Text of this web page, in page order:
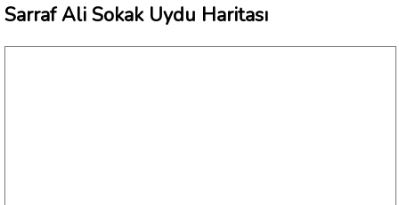
Sarraf Ali Sokak Uydu Haritası